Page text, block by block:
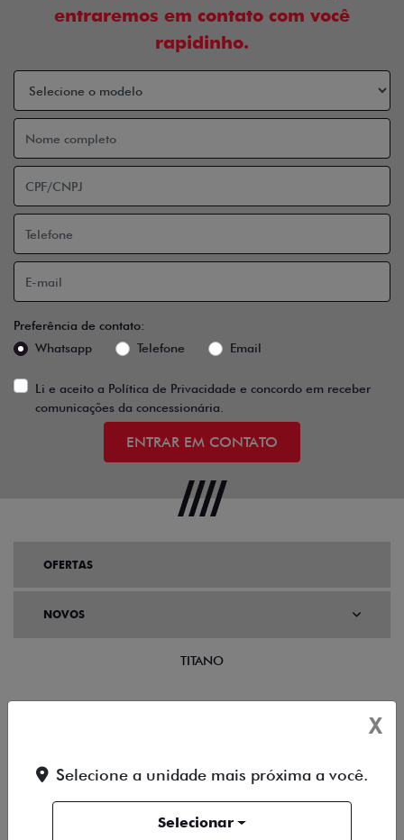
entraremos em contato com você
rapidinho.
Preferência de contato:
Whatsapp
Telefone Email
Li e aceito a Política de Privacidade e concordo em receber
comunicações da concessionária.
ENTRAR EM CONTATO
OFERTAS
NOVOS
TITANO
FASTBACK HYBRID
X
Selecione a unidade mais próxima a você.
Selecionar